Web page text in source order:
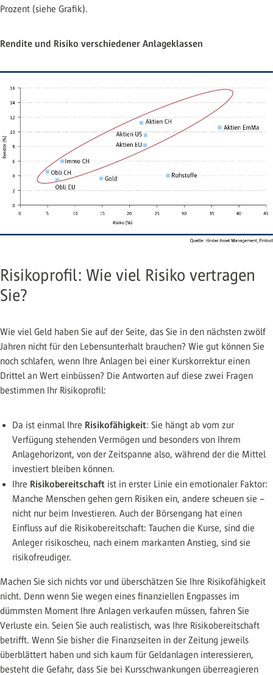
Prozent (siehe Grafik).
Rendite und Risiko verschiedener Anlageklassen
Risikoprofil: Wie viel Risiko vertragen
Sie?
Wie viel Geld haben Sie auf der Seite, das Sie in den nächsten zwölf
Jahren nicht für den Lebensunterhalt brauchen? Wie gut können Sie
noch schlafen, wenn Ihre Anlagen bei einer Kurskorrektur einen
Drittel an Wert einbüssen? Die Antworten auf diese zwei Fragen
bestimmen Ihr Risikoprofil:
Da ist einmal Ihre Risikofähigkeit: Sie hängt ab vom zur
Verfügung stehenden Vermögen und besonders von Ihrem
Anlagehorizont, von der Zeitspanne also, während der die Mittel
investiert bleiben können.
Ihre Risikobereitschaft ist in erster Linie ein emotionaler Faktor:
Manche Menschen gehen gern Risiken ein, andere scheuen sie –
nicht nur beim Investieren. Auch der Börsengang hat einen
Einfluss auf die Risikobereitschaft: Tauchen die Kurse, sind die
Anleger risikoscheu, nach einem markanten Anstieg, sind sie
risikofreudiger.
Machen Sie sich nichts vor und überschätzen Sie Ihre Risikofähigkeit
nicht. Denn wenn Sie wegen eines finanziellen Engpasses im
dümmsten Moment Ihre Anlagen verkaufen müssen, fahren Sie
Verluste ein. Seien Sie auch realistisch, was Ihre Risikobereitschaft
betrifft. Wenn Sie bisher die Finanzseiten in der Zeitung jeweils
überblättert haben und sich kaum für Geldanlagen interessieren,
besteht die Gefahr, dass Sie bei Kursschwankungen überreagieren